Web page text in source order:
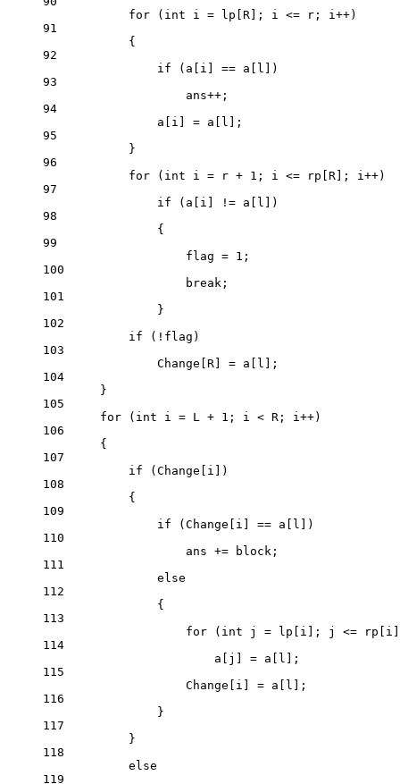
for ( int i = lp[R]; i <= r; i ++)
91
{
92
if (a[i] == a[l])
93
ans++ ;
94
a[i] = a[l];
95
}
96
for ( int i = r + 1 ; i <= rp[R]; i ++)
97
if (a[i] != a[l])
98
{
99
flag = 1 ;
100
break ;
101
}
102
if ( ! flag)
103
Change[R] = a[l];
104
}
105
for ( int i = L + 1 ; i < R; i ++)
106
{
107
if (Change[i])
108
{
109
if (Change[i] == a[l])
110
ans += block;
111
else
112
{
113
for ( int j = lp[i]; j <=
114
a[j] = a[l];
115
Change[i] = a[l];
116
}
117
}
118
else
119